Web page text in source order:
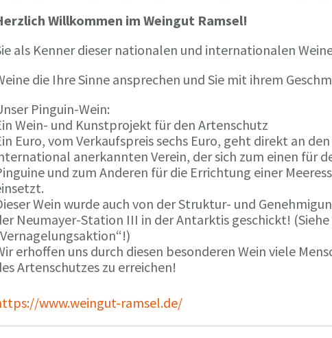
Willkommen im Weingut Ramsel!
als Kenner dieser nationalen und internationalen
die Ihre Sinne ansprechen und Sie mit ihrem
Pinguin-Wein:
Wein- und Kunstprojekt für den Artenschutz
Euro, vom Verkaufspreis sechs Euro, geht direkt an
anerkannten Verein, der sich zum einen für
und zum Anderen für die Errichtung einer
Wein wurde auch von der Struktur- und
Neumayer-Station III in der Antarktis geschickt!
erhoffen uns durch diesen besonderen Wein viele
Artenschutzes zu erreichen!
www.weingut-ramsel.de/